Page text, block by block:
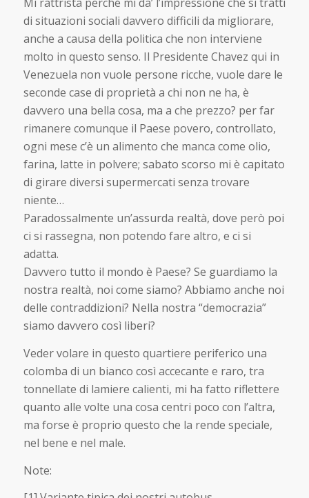
di situazioni sociali davvero difficili da migliorare,
anche a causa della politica che non interviene
molto in questo senso. Il Presidente Chavez qui in
Venezuela non vuole persone ricche, vuole dare le
seconde case di proprietà a chi non ne ha, è
davvero una bella cosa, ma a che prezzo? per far
rimanere comunque il Paese povero, controllato,
ogni mese c’è un alimento che manca come olio,
farina, latte in polvere; sabato scorso mi è capitato
di girare diversi supermercati senza trovare
niente…
Paradossalmente un’assurda realtà, dove però poi
ci si rassegna, non potendo fare altro, e ci si
adatta.
Davvero tutto il mondo è Paese? Se guardiamo la
nostra realtà, noi come siamo? Abbiamo anche noi
delle contraddizioni? Nella nostra “democrazia”
siamo davvero così liberi?
Veder volare in questo quartiere periferico una
colomba di un bianco così accecante e raro, tra
tonnellate di lamiere calienti, mi ha fatto riflettere
quanto alle volte una cosa centri poco con l’altra,
ma forse è proprio questo che la rende speciale,
nel bene e nel male.
Note: